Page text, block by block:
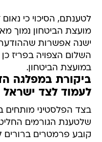
לטענתם, הסיכוי כי
מועצת הביטחון נמוך
ישנה אפשרות
השלום הצפויה בפריז
במועצת הביטחון.
ביקורת במפלגה
לעמוד לצד ישראל
בצד הפלסטיני מותחים
שלטענת הגורמים החליט
קובע פרמטרים ברורים